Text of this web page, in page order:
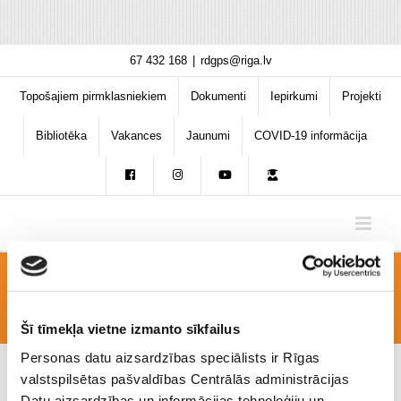
Šī tīmekļa vietne izmanto sīkfailus
Personas datu aizsardzības speciālists ir Rīgas
valstspilsētas pašvaldības Centrālās administrācijas
content
67 432 168 rdgps@riga.lv
Topošajiem pirmklasniekiem Dokumenti Iepirkumi Projekti
Bibliotēka Vakances Jaunumi COVID-19 informācija
maratons3